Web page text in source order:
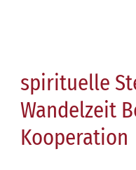
spirituelle
Wandelzeit
Kooperation